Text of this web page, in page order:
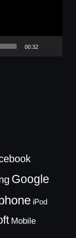
00:32
Google
iPod
Mobile